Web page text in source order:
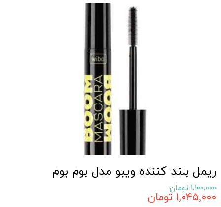
ریمل بلند کننده ویبو مدل بوم بوم
۱,۱۰۰,۰۰۰ تومان
۱,۰۴۵,۰۰۰ تومان